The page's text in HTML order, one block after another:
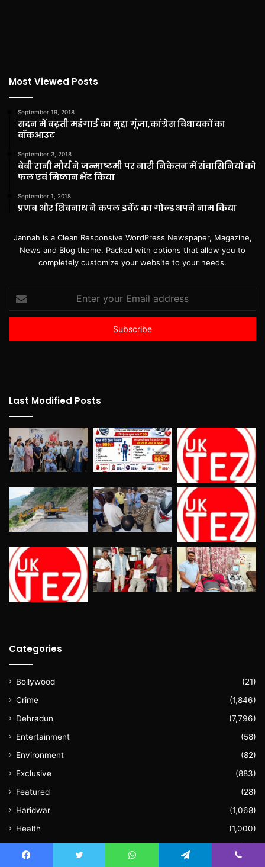
Most Viewed Posts
September 19, 2018
सदन में बढ़ती महंगाई का मुद्दा गूंजा,कांग्रेस विधायकों का
वॉकआउट
September 3, 2018
बेबी रानी मौर्य ने जन्माष्टमी पर नारी निकेतन में संवासिनियों को
फल एवं मिष्ठान भेंट किया
September 1, 2018
प्रणब और शिबनाथ ने कपल इवेंट का गोल्ड अपने नाम किया
Jannah is a Clean Responsive WordPress Newspaper, Magazine,
News and Blog theme. Packed with options that allow you to
completely customize your website to your needs.
Enter
your
Email
Last Modified Posts
Categories
Bollywood
(21)
Crime
(1,846)
Dehradun
(7,796)
Entertainment
(58)
Environment
(82)
Exclusive
(883)
Featured
(28)
Haridwar
(1,068)
Health
(1,000)